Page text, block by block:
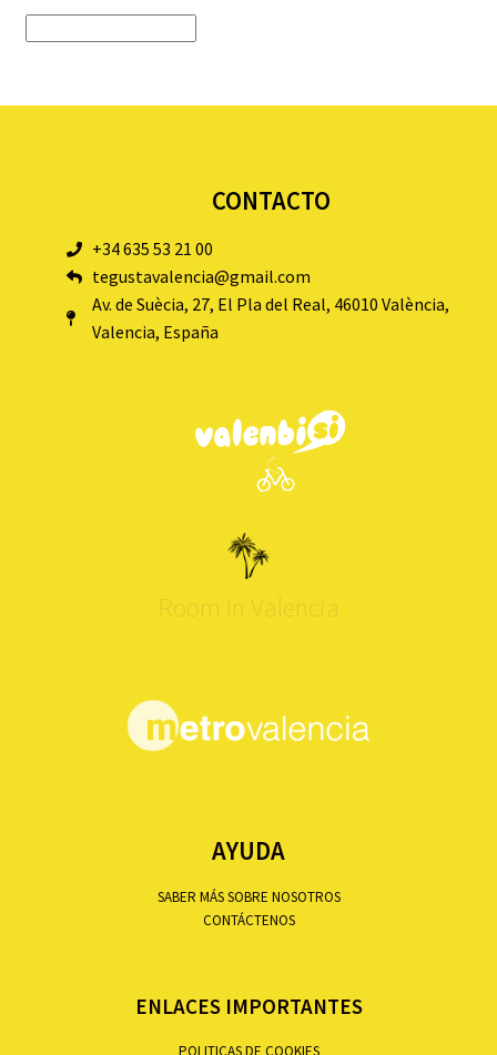
CONTACTO
+34 635 53 21 00
tegustavalencia@gmail.com
Av. de Suècia, 27, El Pla del Real, 46010 València,
Valencia, España
Room In Valencia
AYUDA
SABER MÁS SOBRE NOSOTROS
CONTÁCTENOS
ENLACES IMPORTANTES